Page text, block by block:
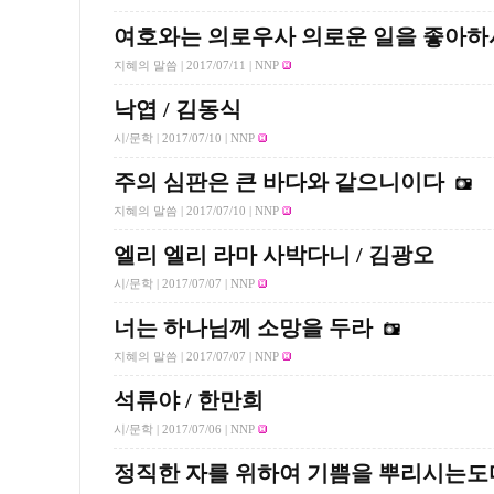
여호와는 의로우사 의로운 일을 좋아하
지혜의 말씀 | 2017/07/11 | NNP
낙엽 / 김동식
시/문학 | 2017/07/10 | NNP
주의 심판은 큰 바다와 같으니이다
지혜의 말씀 | 2017/07/10 | NNP
엘리 엘리 라마 사박다니 / 김광오
시/문학 | 2017/07/07 | NNP
너는 하나님께 소망을 두라
지혜의 말씀 | 2017/07/07 | NNP
석류야 / 한만희
시/문학 | 2017/07/06 | NNP
정직한 자를 위하여 기쁨을 뿌리시는도